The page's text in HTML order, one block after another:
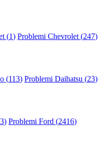
(1) Problemi Chevrolet (247)
(113) Problemi Daihatsu (23)
) Problemi Ford (2416)